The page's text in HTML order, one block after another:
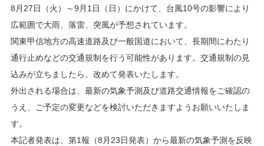
8月27日（火）～9月1日（日）にかけて、台風10号の影響により
広範囲で大雨、落雷、突風が予想されています。
関東甲信地方の高速道路及び一般国道において、長期間にわたり
通行止めなどの交通規制を行う可能性があります。交通規制の見
込みが立ちましたら、改めて発表いたします。
外出される場合は、最新の気象予測及び道路交通情報をご確認の
うえ、ご予定の変更などを検討いただきますようお願いいたしま
す。
本記者発表は、第1報（8月23日発表）から最新の気象予測を反映